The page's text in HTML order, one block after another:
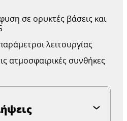
σε ορυκτές βάσεις και
λειτουργίας
ατμοσφαιρικές συνθήκες